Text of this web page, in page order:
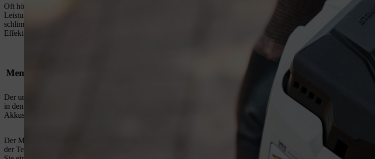
Oft hört man, dass grundsätzlich alle Akkus von dem sogenannten „Memory-Effekt“ betroffen sind und durch zu
Leistung des Akkus ab, verringert sich automatisch die Einsatzzeit des akkubetriebenen Geräts. Das Resultat: In der
schlimmsten Fall wird er frühzeitig unbrauchbar. Aber sind wirklich alle Akkus von diesem Kapazitätsverlust
Effekt nicht mehr feststellbar. Für Anwender hat das den großen Vorteil, dass der Akku jederzeit aufgeladen werden
Memory Effekt: entdeckt in den 60er Jahren
Der ursprüngliche Akku-Mythos hat einen wahren Ursprung und stellte in der Vergangenheit zum Teil eine ernsthafte
in den 1960er Jahren von Ingenieuren der NASA entdeckt. Diesen fiel auf, dass die in einem Satelliten verbauten
Akkus nach wiederholten Teilentladungen nur noch so viel Energie bereit, wie zuvor aufgeladen wurde.
Der Memory-Effekt bezeichnet damit eine negative Veränderung des Speichervermögens, die durch wiederholtes
der Teilentladung und stellt im weiteren Gebrauch nur noch diese „gemerkte“ Menge an Energie zur Verfügung. Sie